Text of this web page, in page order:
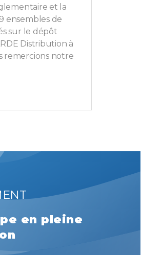
et la
ensembles de
sur le dépôt
Distribution à
remercions notre
en pleine